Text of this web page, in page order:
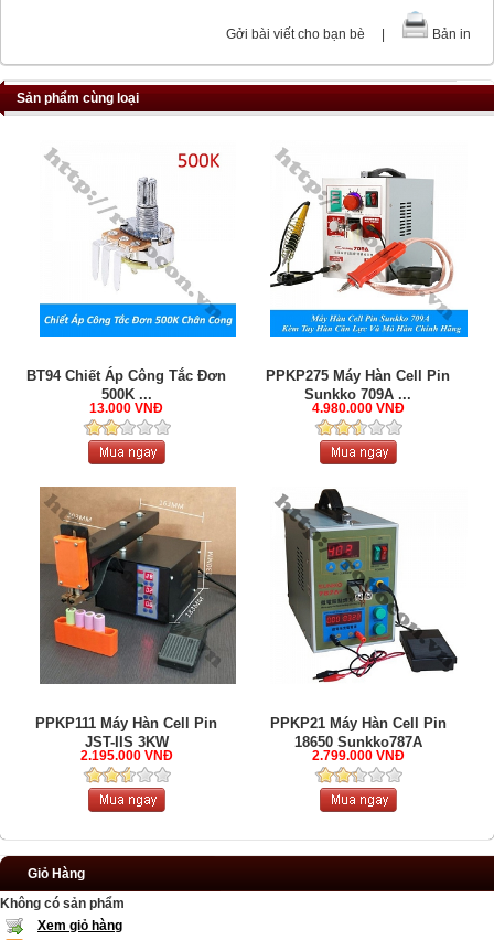
Gởi bài viết cho bạn bè Bản in
Sản phẩm cùng loại
BT94 Chiết Áp Công Tắc Đơn
500K ...
13.000 VNĐ
PPKP275 Máy Hàn Cell Pin
Sunkko 709A ...
4.980.000 VNĐ
PPKP111 Máy Hàn Cell Pin
JST-IIS 3KW
2.195.000 VNĐ
PPKP21 Máy Hàn Cell Pin
18650 Sunkko787A
2.799.000 VNĐ
Giỏ Hàng
Không có sản phẩm
Xem giỏ hàng